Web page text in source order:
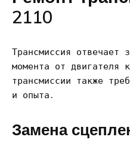
2110
Трансмиссия отвечает
момента от двигателя
трансмиссии также
и опыта․
Замена